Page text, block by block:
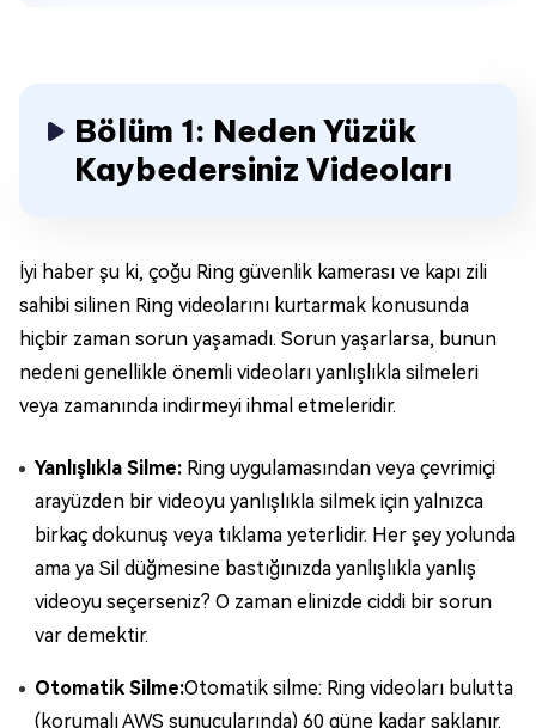
Bölüm 1: Neden Yüzük
Kaybedersiniz Videoları
İyi haber şu ki, çoğu Ring güvenlik kamerası ve kapı zili
sahibi silinen Ring videolarını kurtarmak konusunda
hiçbir zaman sorun yaşamadı. Sorun yaşarlarsa, bunun
nedeni genellikle önemli videoları yanlışlıkla silmeleri
veya zamanında indirmeyi ihmal etmeleridir.
Yanlışlıkla Silme: Ring uygulamasından veya çevrimiçi
arayüzden bir videoyu yanlışlıkla silmek için yalnızca
birkaç dokunuş veya tıklama yeterlidir. Her şey yolunda
ama ya Sil düğmesine bastığınızda yanlışlıkla yanlış
videoyu seçerseniz? O zaman elinizde ciddi bir sorun
var demektir.
Otomatik Silme:Otomatik silme: Ring videoları bulutta
(korumalı AWS sunucularında) 60 güne kadar saklanır.